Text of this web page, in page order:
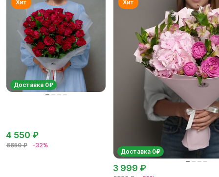
Доставка 0₽
6650 ₽ -32%
4 550 ₽
Доставка 0₽
3 999 ₽